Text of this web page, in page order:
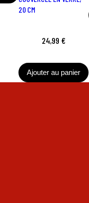
20 CM
24,99 €
Ajouter au panier